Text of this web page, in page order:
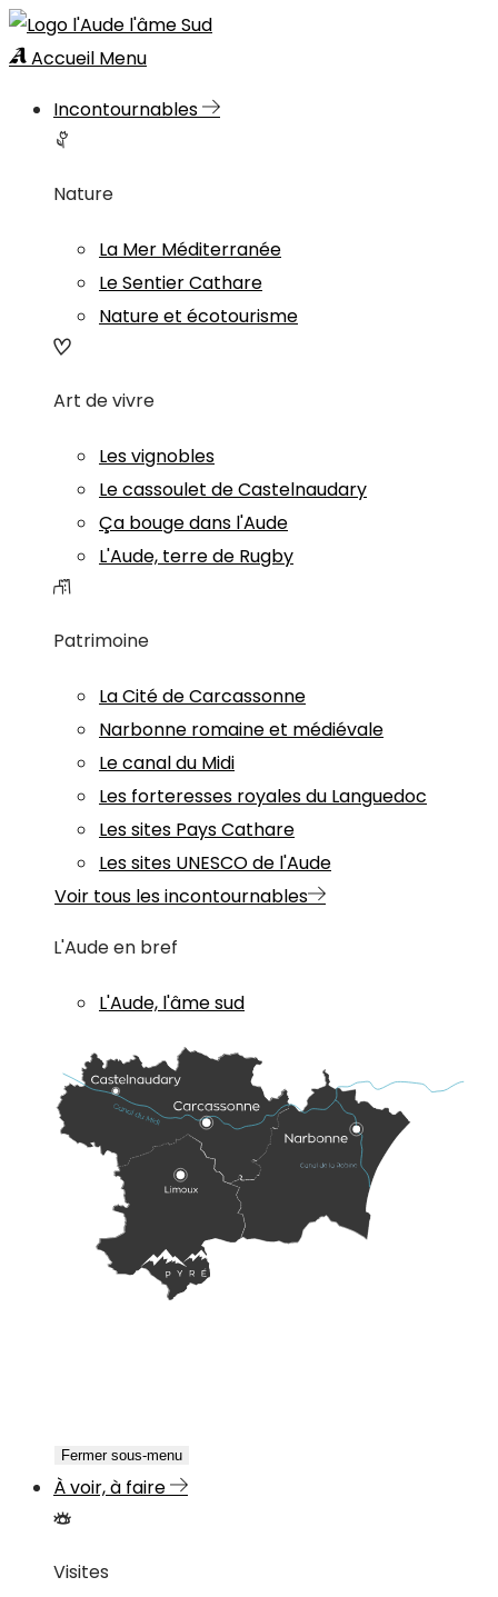
Accueil Menu
Incontournables
Nature
La Mer Méditerranée
Le Sentier Cathare
Nature et écotourisme
Art de vivre
Les vignobles
Le cassoulet de Castelnaudary
Ça bouge dans l'Aude
L'Aude, terre de Rugby
Patrimoine
La Cité de Carcassonne
Narbonne romaine et médiévale
Le canal du Midi
Les forteresses royales du Languedoc
Les sites Pays Cathare
Les sites UNESCO de l'Aude
Voir tous les incontournables
L'Aude en bref
L'Aude, l'âme sud
Fermer sous-menu
À voir, à faire
Visites